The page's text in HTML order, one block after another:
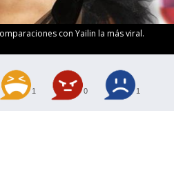
con Yailin la más viral.
1 0 1